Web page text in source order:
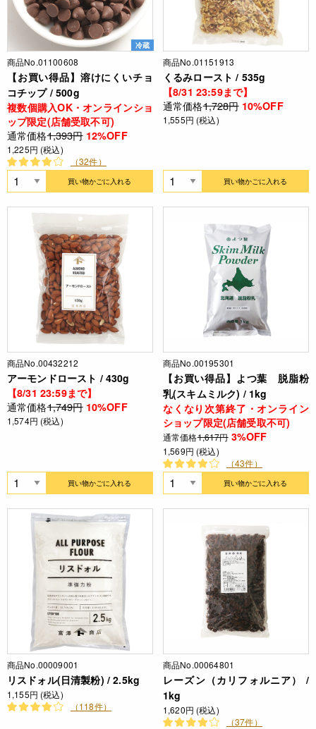
冷蔵
商品No.01100608
【お買い得品】溶けにくいチョ
コチップ / 500g
複数個購入OK・オンラインショ
ップ限定(店舗受取不可)
通常価格1,393円 12%OFF
1,225円 (税込)
（32件）
買い物かごに入れる
商品No.01151913
くるみロースト / 535g
【8/31 23:59まで】
通常価格1,728円 10%OFF
1,555円 (税込)
買い物かごに入れる
商品No.00432212
アーモンドロースト / 430g
【8/31 23:59まで】
通常価格1,749円 10%OFF
1,574円 (税込)
買い物かごに入れる
商品No.00195301
【お買い得品】よつ葉 脱脂粉
乳(スキムミルク) / 1kg
なくなり次第終了・オンライン
ショップ限定(店舗受取不可)
通常価格1,617円 3%OFF
1,569円 (税込)
（43件）
買い物かごに入れる
商品No.00009001
リスドォル(日清製粉) / 2.5kg
1,155円 (税込)
（118件）
商品No.00064801
レーズン（カリフォルニア） /
1kg
1,620円 (税込)
（37件）